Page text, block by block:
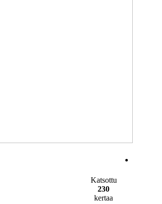
Katsottu
230
kertaa